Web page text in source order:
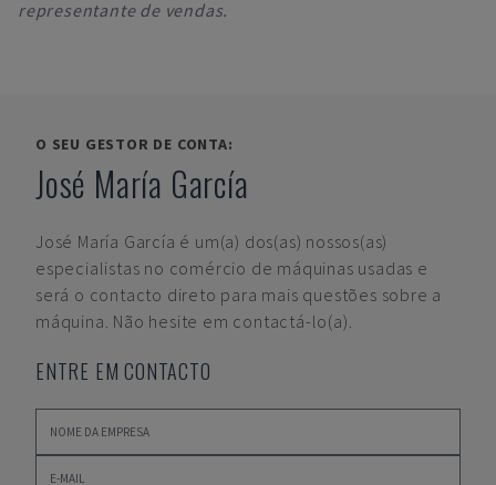
representante de vendas.
O SEU GESTOR DE CONTA:
José María García
José María García é um(a) dos(as) nossos(as)
especialistas no comércio de máquinas usadas e
será o contacto direto para mais questões sobre a
máquina. Não hesite em contactá-lo(a).
ENTRE EM CONTACTO